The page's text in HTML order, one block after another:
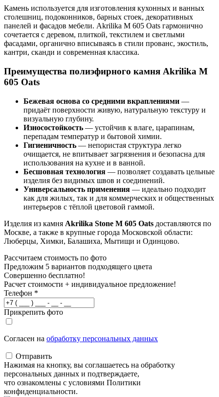
Камень используется для изготовления кухонных и ванных
столешниц, подоконников, барных стоек, декоративных
панелей и фасадов мебели. Akrilika M 605 Oats гармонично
сочетается с деревом, плиткой, текстилем и светлыми
фасадами, органично вписываясь в стили прованс, экостиль,
кантри, сканди и современная классика.
Преимущества полиэфирного камня Akrilika M
605 Oats
Бежевая основа со средними вкраплениями —
придаёт поверхности живую, натуральную текстуру и
визуальную глубину.
Износостойкость — устойчив к влаге, царапинам,
перепадам температур и бытовой химии.
Гигиеничность — непористая структура легко
очищается, не впитывает загрязнения и безопасна для
использования на кухне и в ванной.
Бесшовная технология — позволяет создавать цельные
изделия без видимых швов и соединений.
Универсальность применения — идеально подходит
как для жилых, так и для коммерческих и общественных
интерьеров с тёплой цветовой гаммой.
Изделия из камня Akrilika Stone M 605 Oats доставляются по
Москве, а также в крупные города Московской области:
Люберцы, Химки, Балашиха, Мытищи и Одинцово.
Рассчитаем стоимость по фото
Предложим 5 вариантов подходящего цвета
Совершенно бесплатно!
Расчет стоимости + индивидуальное предложение!
Телефон *
Прикрепить фото
Согласен на обработку персональных данных
Отправить
Нажимая на кнопку, вы соглашаетесь на обработку
персональных данных и подтверждаете,
что ознакомлены с условиями Политики
конфиденциальности.